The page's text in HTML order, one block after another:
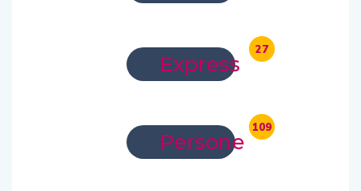
Express
27
Persone
109